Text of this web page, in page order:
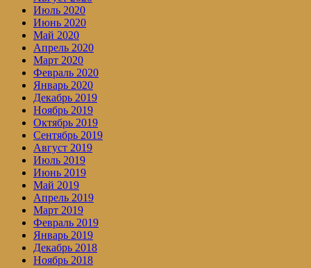
Июль 2020
Июнь 2020
Май 2020
Апрель 2020
Март 2020
Февраль 2020
Январь 2020
Декабрь 2019
Ноябрь 2019
Октябрь 2019
Сентябрь 2019
Август 2019
Июль 2019
Июнь 2019
Май 2019
Апрель 2019
Март 2019
Февраль 2019
Январь 2019
Декабрь 2018
Ноябрь 2018